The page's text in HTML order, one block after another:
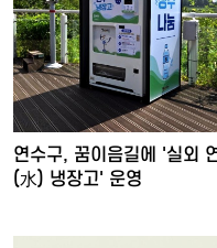
연수구, 꿈이음길에 '실외
(水) 냉장고' 운영